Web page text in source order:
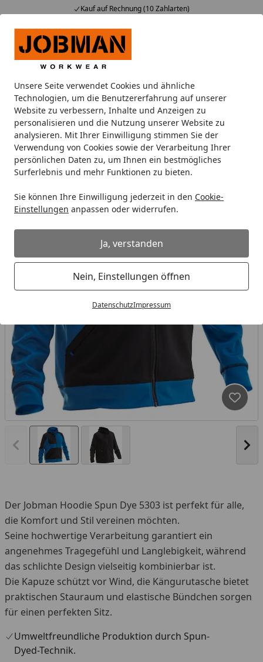
Unsere Seite verwendet Cookies und ähnliche
Technologien, um die Benutzererfahrung auf unserer
Website zu verbessern, Inhalte und Anzeigen zu
personalisieren und die Nutzung unserer Website zu
analysieren. Mit Ihrer Einwilligung stimmen Sie der
Verwendung von Cookies sowie der Verarbeitung Ihrer
persönlichen Daten zu, um Ihnen ein bestmögliches
Surferlebnis und mehr Funktionen zu bieten.
Sie können Ihre Einwilligung jederzeit in den Cookie-
Einstellungen anpassen oder widerrufen.
Ja, verstanden
Nein, Einstellungen öffnen
DatenschutzImpressum
Kauf auf Rechnung (10 Zahlarten)
Alle Produkte
Mein Konto
Suchen
Startseite
Oberbekleidung Hoodies Jobman Hoodie Spun Dye 5303
Jobman Hoodie Spun Dye 5303
Vorheriges Bild anzeigen
Der Jobman Hoodie Spun Dye 5303 ist perfekt für alle,
die Komfort und Stil vereinen möchten.
Seine hochwertige Verarbeitung garantiert ein
angenehmes Tragegefühl und Langlebigkeit, während
das schlichte Design vielseitig kombinierbar ist.
Die Kapuze schützt vor Wind, die Kängurutasche bietet
praktischen Stauraum und elastische Bündchen sorgen
für einen perfekten Sitz.
Umweltfreundliche Produktion durch Spun-
Dyed-Technik.